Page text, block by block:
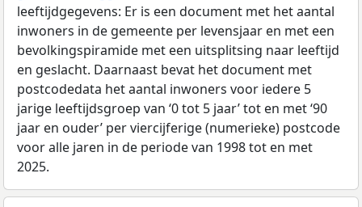
leeftijdgegevens: Er is een document met het aantal
inwoners in de gemeente per levensjaar en met een
bevolkingspiramide met een uitsplitsing naar leeftijd
en geslacht. Daarnaast bevat het document met
postcodedata het aantal inwoners voor iedere 5
jarige leeftijdsgroep van ‘0 tot 5 jaar’ tot en met ‘90
jaar en ouder’ per viercijferige (numerieke) postcode
voor alle jaren in de periode van 1998 tot en met
2025.